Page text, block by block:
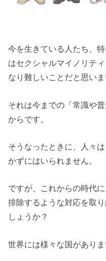
今を生きている人たち、
はセクシャルマイノリテ
なり難しいことだと思いま
それは今までの「常識や
からです。
そうなったときに、人々
かずにはいられません。
ですが、これからの時代
排除するような対応を取
しょうか？
世界には様々な国がありま